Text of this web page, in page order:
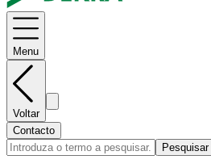
Menu
Voltar
Contacto
Pesquisar